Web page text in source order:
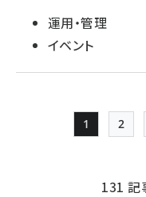
運用・管理
イベント
Page
1 2
131 記